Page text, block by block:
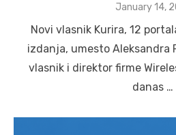
Posted
January 14,
Novi vlasnik Kurira, 12
izdanja, umesto Aleksandra
vlasnik i direktor firme
danas …